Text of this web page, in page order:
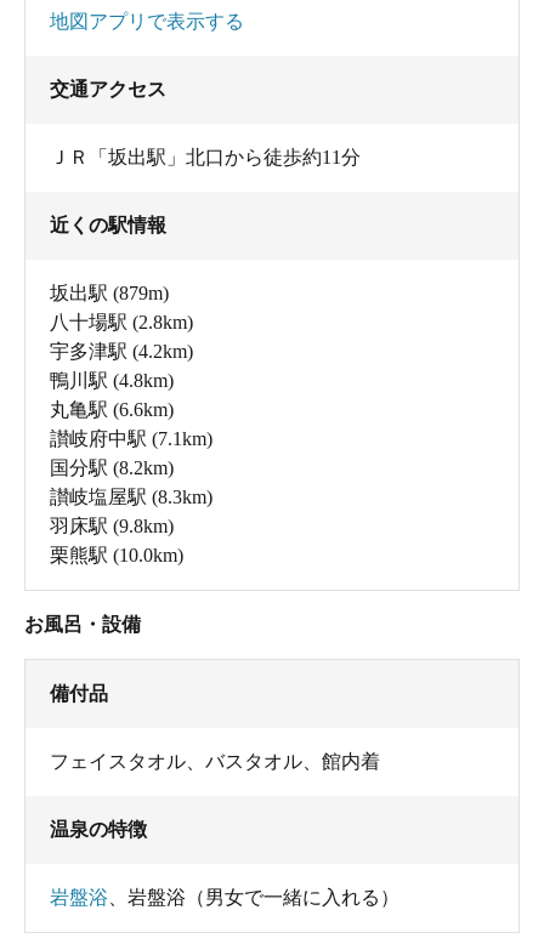
地図アプリで表示する
交通アクセス
ＪＲ「坂出駅」北口から徒歩約11分
近くの駅情報
坂出駅 (879m)
八十場駅 (2.8km)
宇多津駅 (4.2km)
鴨川駅 (4.8km)
丸亀駅 (6.6km)
讃岐府中駅 (7.1km)
国分駅 (8.2km)
讃岐塩屋駅 (8.3km)
羽床駅 (9.8km)
栗熊駅 (10.0km)
お風呂・設備
備付品
フェイスタオル バスタオル 館内着
温泉の特徴
岩盤浴 岩盤浴（男女で一緒に入れる）